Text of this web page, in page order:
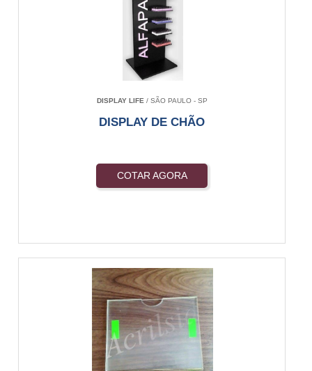
DISPLAY LIFE / SÃO PAULO - SP
DISPLAY DE CHÃO
COTAR AGORA